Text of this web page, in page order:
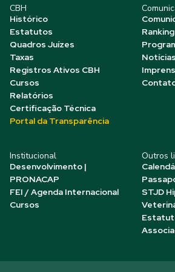
CBH
Histórico
Estatutos
Quadros Juízes
Taxas
Registros Ativos CBH
Cursos
Relatórios
Certificação Técnica
Portal da Transparência
Notícias
Institucional
Desenvolvimento |
PRONACAP
FEI / Agenda Internacional
Cursos
Outros
STJD